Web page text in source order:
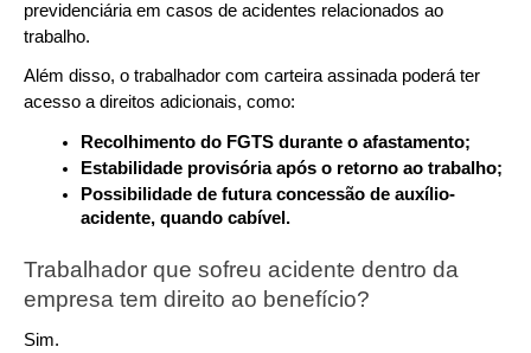
previdenciária em casos de acidentes relacionados ao
trabalho.
Além disso, o trabalhador com carteira assinada poderá ter
acesso a direitos adicionais, como:
Recolhimento do FGTS durante o afastamento;
Estabilidade provisória após o retorno ao trabalho;
Possibilidade de futura concessão de auxílio-
acidente, quando cabível.
Trabalhador que sofreu acidente dentro da
empresa tem direito ao benefício?
Sim.